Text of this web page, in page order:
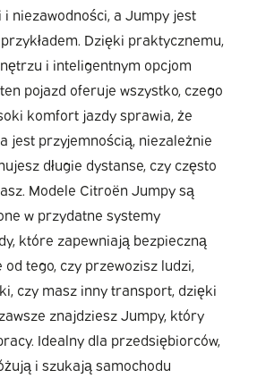
niezawodności, a Jumpy jest
Dzięki praktycznemu,
i inteligentnym opcjom
pojazd oferuje wszystko, czego
komfort jazdy sprawia, że
jest przyjemnością, niezależnie
długie dystanse, czy często
Modele Citroën Jumpy są
w przydatne systemy
które zapewniają bezpieczną
od tego, czy przewozisz ludzi,
czy masz inny transport, dzięki
znajdziesz Jumpy, który
Idealny dla przedsiębiorców,
i szukają samochodu